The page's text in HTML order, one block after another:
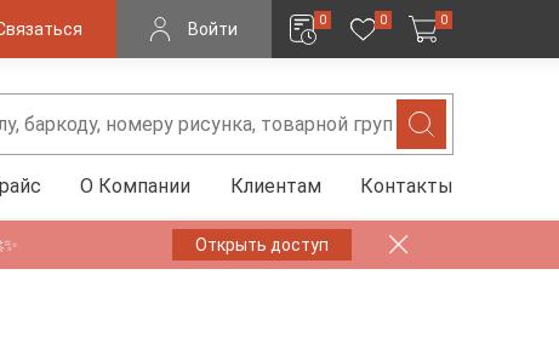
Войти 0 0 0
О Компании Клиентам Контакты
Открыть доступ